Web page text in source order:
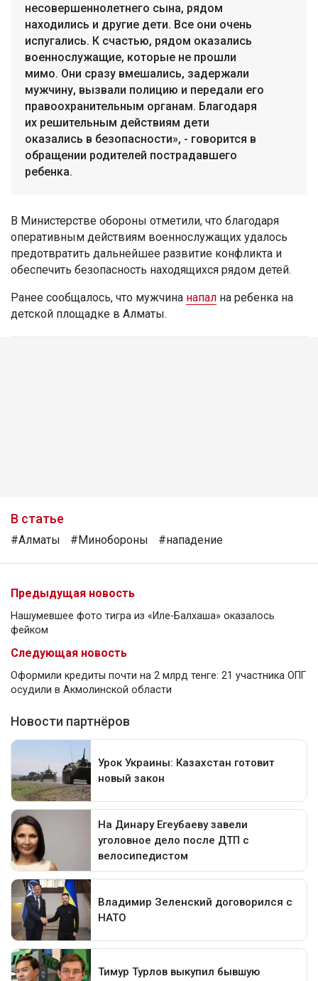
несовершеннолетнего сына, рядом
находились и другие дети. Все они очень
испугались. К счастью, рядом оказались
военнослужащие, которые не прошли
мимо. Они сразу вмешались, задержали
мужчину, вызвали полицию и передали его
правоохранительным органам. Благодаря
их решительным действиям дети
оказались в безопасности», - говорится в
обращении родителей пострадавшего
ребенка.
В Министерстве обороны отметили, что благодаря
оперативным действиям военнослужащих удалось
предотвратить дальнейшее развитие конфликта и
обеспечить безопасность находящихся рядом детей.
Ранее сообщалось, что мужчина напал на ребенка на
детской площадке в Алматы.
В статье
#Алматы #Минобороны #нападение
Предыдущая новость
Нашумевшее фото тигра из «Иле-Балхаша» оказалось
фейком
Следующая новость
Оформили кредиты почти на 2 млрд тенге: 21 участника ОПГ
осудили в Акмолинской области